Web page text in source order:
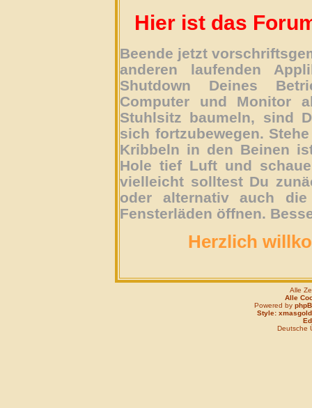
Hier ist das
Beende jetzt
anderen laufenden
Shutdown Deines
Computer und Monitor
Stuhlsitz baumeln, sind
sich fortzubewegen.
Kribbeln in den Beinen
Hole tief Luft und
vielleicht solltest Du
oder alternativ auch
Fensterläden öffnen.
Herzlich
Alle
Alle
Powered by
Style: xmasgold
Deutsche